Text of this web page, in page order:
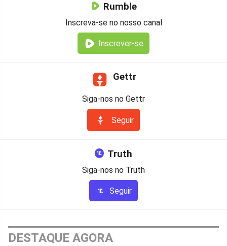
Rumble
Inscreva-se no nosso canal
Inscrever-se
Gettr
Siga-nos no Gettr
Seguir
Truth
Siga-nos no Truth
Seguir
DESTAQUE AGORA